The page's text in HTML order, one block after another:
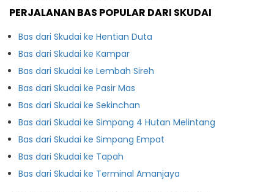
PERJALANAN BAS POPULAR DARI SKUDAI
Bas dari Skudai ke Hentian Duta
Bas dari Skudai ke Kampar
Bas dari Skudai ke Lembah Sireh
Bas dari Skudai ke Pasir Mas
Bas dari Skudai ke Sekinchan
Bas dari Skudai ke Simpang 4 Hutan Melintang
Bas dari Skudai ke Simpang Empat
Bas dari Skudai ke Tapah
Bas dari Skudai ke Terminal Amanjaya